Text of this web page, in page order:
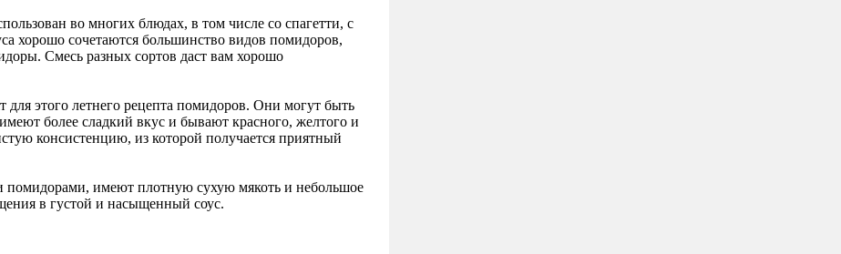
во многих блюдах, в том числе со спагетти, с
хорошо сочетаются большинство видов помидоров,
Смесь разных сортов даст вам хорошо
этого летнего рецепта помидоров. Они могут быть
более сладкий вкус и бывают красного, желтого и
консистенцию, из которой получается приятный
имеют плотную сухую мякоть и небольшое
в густой и насыщенный соус.